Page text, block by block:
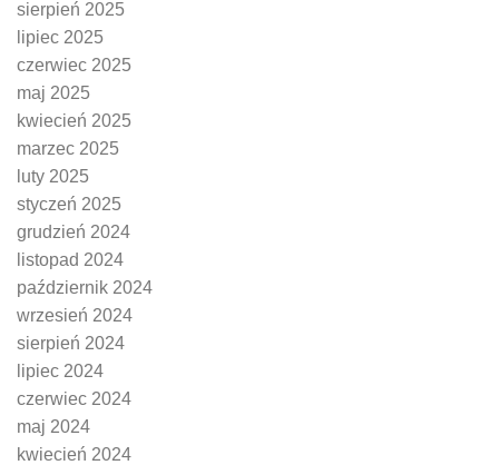
sierpień 2025
lipiec 2025
czerwiec 2025
maj 2025
kwiecień 2025
marzec 2025
luty 2025
styczeń 2025
grudzień 2024
listopad 2024
październik 2024
wrzesień 2024
sierpień 2024
lipiec 2024
czerwiec 2024
maj 2024
kwiecień 2024